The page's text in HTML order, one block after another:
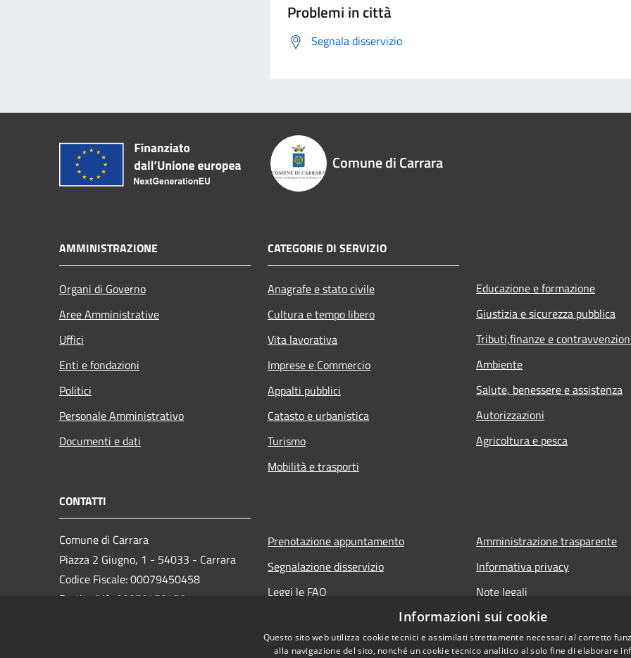
Problemi in città
Segnala disservizio
Comune di Carrara
AMMINISTRAZIONE
Organi di Governo
Aree Amministrative
Uffici
Enti e fondazioni
Politici
Personale Amministrativo
Documenti e dati
CATEGORIE DI SERVIZIO
Anagrafe e stato civile
Cultura e tempo libero
Vita lavorativa
Imprese e Commercio
Appalti pubblici
Catasto e urbanistica
Turismo
Mobilità e trasporti
Educazione e formazione
Giustizia e sicurezza pubblica
Tributi,finanze e
Ambiente
Salute, benessere e assistenza
Autorizzazioni
Agricoltura e pesca
CONTATTI
Comune di Carrara
Piazza 2 Giugno, 1 - 54033 - Carrara
Codice Fiscale: 00079450458
Partita IVA: 00079450458
Prenotazione appuntamento
Segnalazione disservizio
Leggi le FAQ
Amministrazione trasparente
Informativa privacy
Note legali
Dichiarazione di accessibilità
Informazioni sui cookie
Questo sito web utilizza cookie tecnici e assimilati strettamente necessari al corretto
alla navigazione del sito, nonché un cookie tecnico analitico al solo fine di elaborare